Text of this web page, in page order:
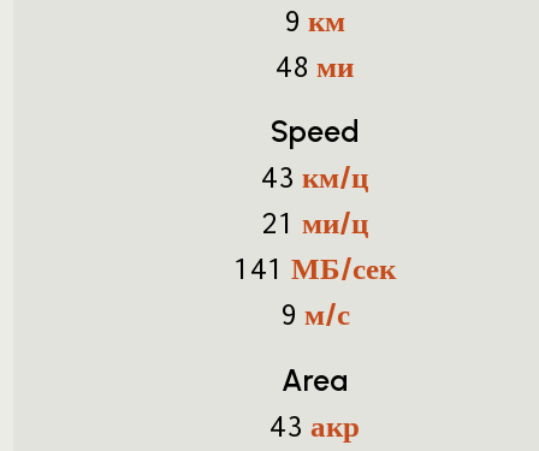
9 км
48 ми
Speed
43 км/ц
21 ми/ц
141 МБ/сек
9 м/с
Area
43 акр